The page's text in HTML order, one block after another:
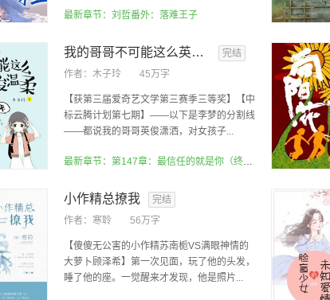
最新章节：刘哲番外：落难王子
我的哥哥不可能这么英俊温柔
完结
作者： 木子玲 45万字
【获第三届爱奇艺文学第三赛季三等奖】【中
标云腾计划第七期】——以下是李梦的分割线
——都说我的哥哥英俊潇洒，对女孩子...
最新章节：第147章：最信任的就是你（终章）
小作精总撩我
完结
作者： 寒聆 56万字
【傻傻无公害的小作精苏南栀VS满眼神情的
大萝卜顾泽希】第一次见面，玩了他的头发，
睡了他的座。一觉醒来才发现，他是照片...